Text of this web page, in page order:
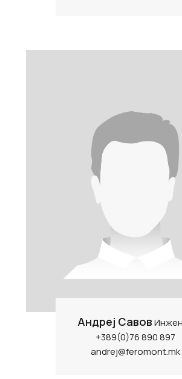
Андреј Савов
+389(0)76 890 897
andrej@feromont.mk